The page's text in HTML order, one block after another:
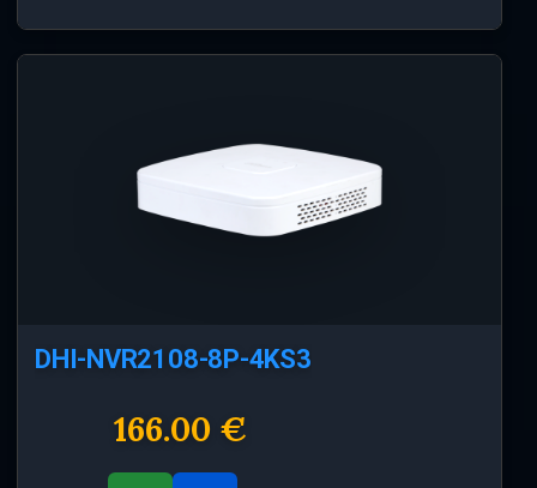
DHI-NVR2108-8P-4KS3
166.00 €